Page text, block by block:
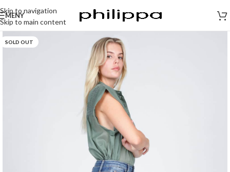
Skip to navigation
Skip to main content
MENY
SOLD OUT